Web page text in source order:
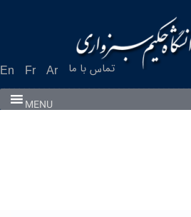
En Fr Ar تماس با ما
MENU